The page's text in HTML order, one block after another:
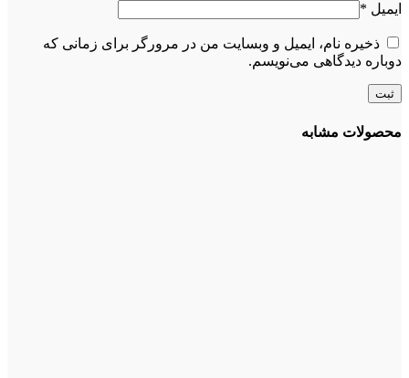
ایمیل *
ذخیره نام، ایمیل و وبسایت من در مرورگر برای زمانی که
دوباره دیدگاهی می‌نویسم.
محصولات مشابه